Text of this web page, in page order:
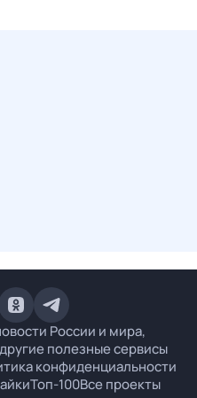
России и мира,
полезные сервисы
конфиденциальности
Топ-100Все проекты